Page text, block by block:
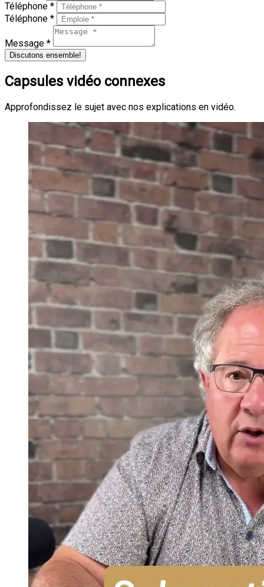
Téléphone *
Téléphone *
Message *
Discutons ensemble!
Capsules vidéo connexes
Approfondissez le sujet avec nos explications en vidéo.